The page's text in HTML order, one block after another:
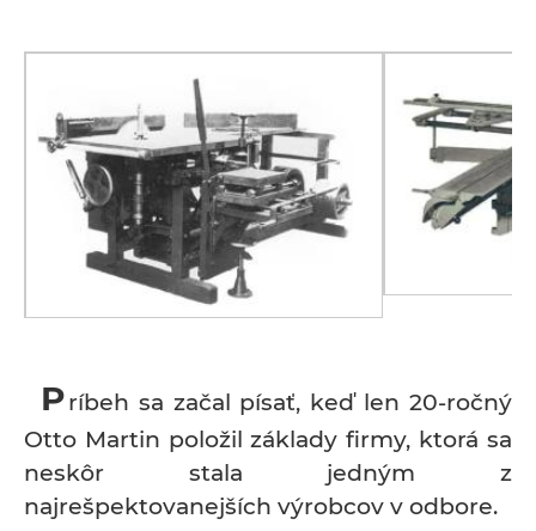
Príbeh sa začal písať, keď len 20‑ročný
Otto Martin položil základy firmy, ktorá sa
neskôr stala jedným z
najrešpektovanejších výrobcov v odbore.